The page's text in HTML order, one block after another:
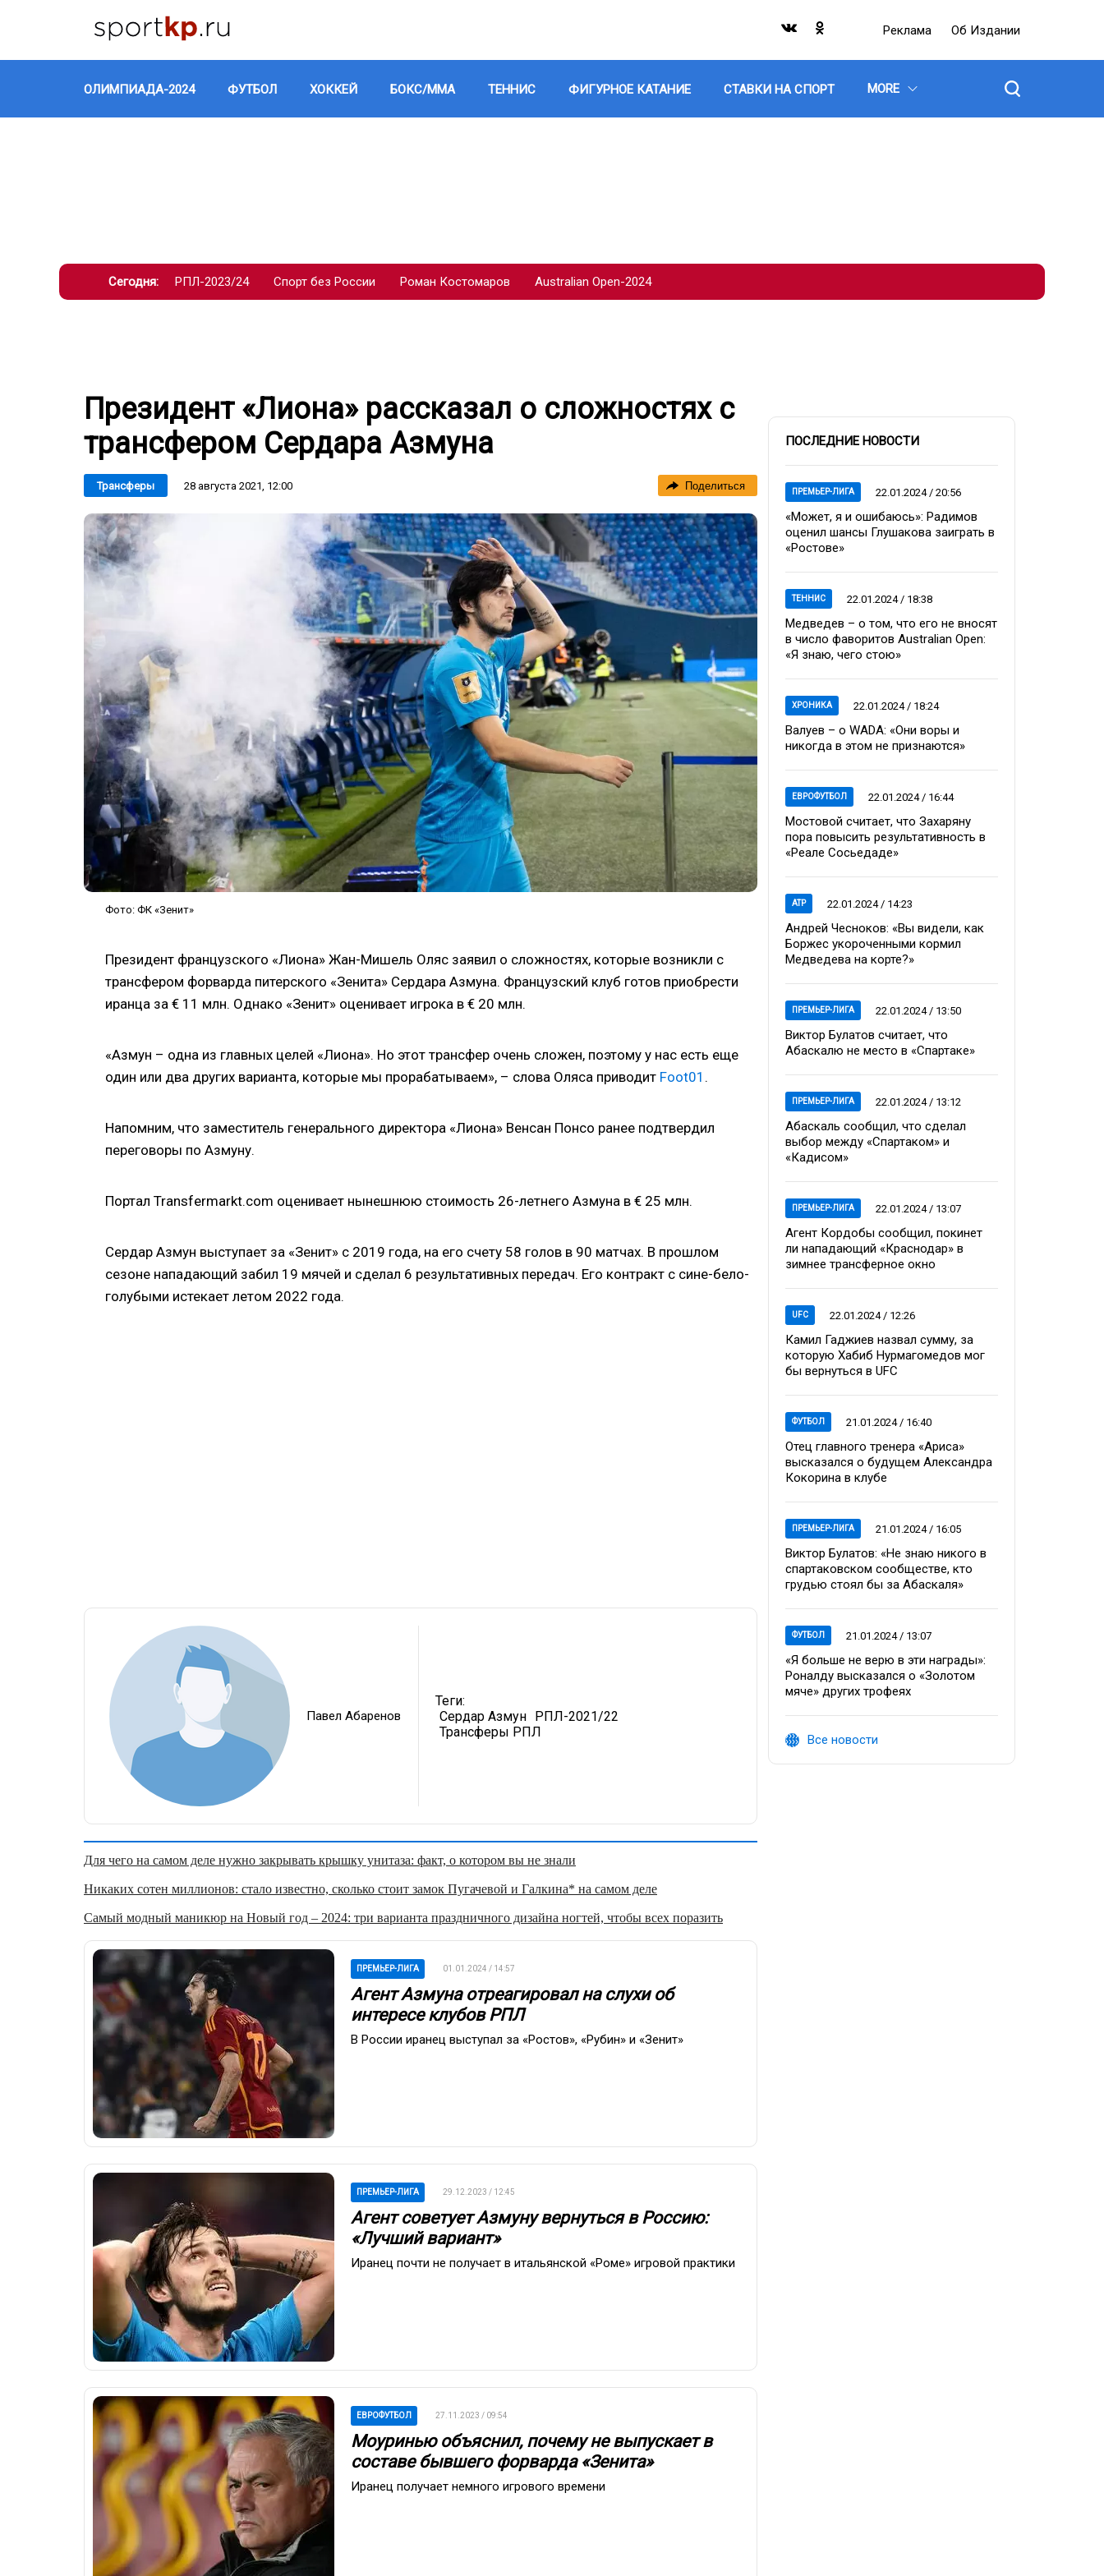
Реклама Об Издании
ОЛИМПИАДА-2024 ФУТБОЛ ХОККЕЙ БОКС/ММА ТЕННИС ФИГУРНОЕ КАТАНИЕ СТАВКИ НА СПОРТ MORE
Сегодня: РПЛ-2023/24 Спорт без России Роман Костомаров Australian Open-2024
Президент «Лиона» рассказал о сложностях с
трансфером Сердара Азмуна
Трансферы 28 августа 2021, 12:00 Поделиться
Фото: ФК «Зенит»
Президент французского «Лиона» Жан-Мишель Оляс заявил о сложностях, которые возникли с
трансфером форварда питерского «Зенита» Сердара Азмуна. Французский клуб готов приобрести
иранца за € 11 млн. Однако «Зенит» оценивает игрока в € 20 млн.
«Азмун – одна из главных целей «Лиона». Но этот трансфер очень сложен, поэтому у нас есть еще
один или два других варианта, которые мы прорабатываем», – слова Оляса приводит Foot01 .
Напомним, что заместитель генерального директора «Лиона» Венсан Понсо ранее подтвердил
переговоры по Азмуну.
Портал Transfermarkt.com оценивает нынешнюю стоимость 26-летнего Азмуна в € 25 млн.
Сердар Азмун выступает за «Зенит» с 2019 года, на его счету 58 голов в 90 матчах. В прошлом
сезоне нападающий забил 19 мячей и сделал 6 результативных передач. Его контракт с сине-бело-
голубыми истекает летом 2022 года.
Павел Абаренов
Теги:
Сердар Азмун РПЛ-2021/22
Трансферы РПЛ
Для чего на самом деле нужно закрывать крышку унитаза: факт, о котором вы не знали
Никаких сотен миллионов: стало известно, сколько стоит замок Пугачевой и Галкина* на самом деле
Самый модный маникюр на Новый год – 2024: три варианта праздничного дизайна ногтей, чтобы всех поразить
ПРЕМЬЕР-ЛИГА 01.01.2024 / 14:57
Агент Азмуна отреагировал на слухи об
интересе клубов РПЛ
В России иранец выступал за «Ростов», «Рубин» и «Зенит»
ПРЕМЬЕР-ЛИГА 29.12.2023 / 12:45
Агент советует Азмуну вернуться в Россию:
«Лучший вариант»
Иранец почти не получает в итальянской «Роме» игровой практики
ЕВРОФУТБОЛ 27.11.2023 / 09:54
Моуринью объяснил, почему не выпускает в
составе бывшего форварда «Зенита»
Иранец получает немного игрового времени
ПОСЛЕДНИЕ НОВОСТИ
ПРЕМЬЕР-ЛИГА 22.01.2024 / 20:56
«Может, я и ошибаюсь»: Радимов
оценил шансы Глушакова заиграть в
«Ростове»
ТЕННИС 22.01.2024 / 18:38
Медведев – о том, что его не вносят
в число фаворитов Australian Open:
«Я знаю, чего стою»
ХРОНИКА 22.01.2024 / 18:24
Валуев – о WADA: «Они воры и
никогда в этом не признаются»
ЕВРОФУТБОЛ 22.01.2024 / 16:44
Мостовой считает, что Захаряну
пора повысить результативность в
«Реале Сосьедаде»
ATP 22.01.2024 / 14:23
Андрей Чесноков: «Вы видели, как
Боржес укороченными кормил
Медведева на корте?»
ПРЕМЬЕР-ЛИГА 22.01.2024 / 13:50
Виктор Булатов считает, что
Абаскалю не место в «Спартаке»
ПРЕМЬЕР-ЛИГА 22.01.2024 / 13:12
Абаскаль сообщил, что сделал
выбор между «Спартаком» и
«Кадисом»
ПРЕМЬЕР-ЛИГА 22.01.2024 / 13:07
Агент Кордобы сообщил, покинет
ли нападающий «Краснодар» в
зимнее трансферное окно
UFC 22.01.2024 / 12:26
Камил Гаджиев назвал сумму, за
которую Хабиб Нурмагомедов мог
бы вернуться в UFC
ФУТБОЛ 21.01.2024 / 16:40
Отец главного тренера «Ариса»
высказался о будущем Александра
Кокорина в клубе
ПРЕМЬЕР-ЛИГА 21.01.2024 / 16:05
Виктор Булатов: «Не знаю никого в
спартаковском сообществе, кто
грудью стоял бы за Абаскаля»
ФУТБОЛ 21.01.2024 / 13:07
«Я больше не верю в эти награды»:
Роналду высказался о «Золотом
мяче» других трофеях
Все новости